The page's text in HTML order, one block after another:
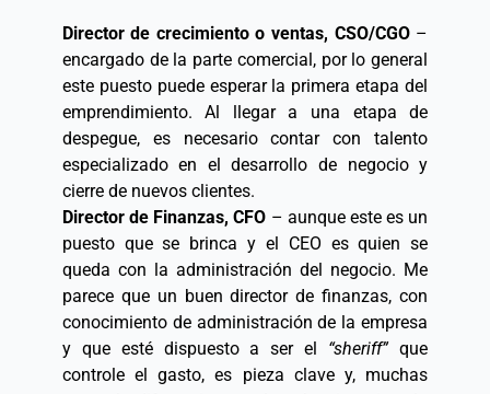
Director de crecimiento o ventas, CSO/CGO –
encargado de la parte comercial, por lo general
este puesto puede esperar la primera etapa del
emprendimiento. Al llegar a una etapa de
despegue, es necesario contar con talento
especializado en el desarrollo de negocio y
cierre de nuevos clientes.
Director de Finanzas, CFO – aunque este es un
puesto que se brinca y el CEO es quien se
queda con la administración del negocio. Me
parece que un buen director de finanzas, con
conocimiento de administración de la empresa
y que esté dispuesto a ser el “sheriff” que
controle el gasto, es pieza clave y, muchas